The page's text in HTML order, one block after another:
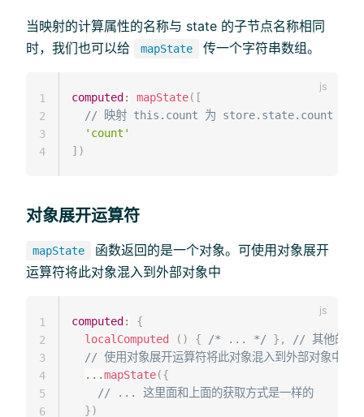
当映射的计算属性的名称与 state 的子节点名称相同
时，我们也可以给
mapState 传一个字符串数组。
computed: mapState( [
// 映射 this.count 为 store.state.count
'count'
] )
1
2
3
4
对象展开运算符
mapState
函数返回的是一个对象。可使用对象展开
运算符将此对象混入到外部对象中
computed :
{
localComputed
( ) { /* ... */ } ,
// 其他的计
// 使用对象展开运算符将此对象混入到外部对象中
...mapState({
// ... 这里面和上面的获取方式是一样的
})
1
2
3
4
5
6